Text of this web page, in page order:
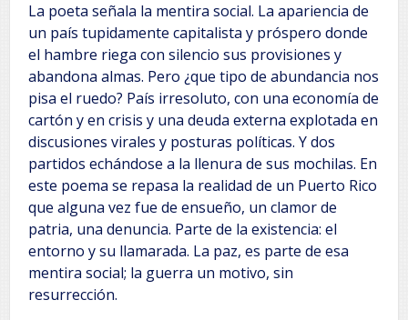
La poeta señala la mentira social. La apariencia de
un país tupidamente capitalista y próspero donde
el hambre riega con silencio sus provisiones y
abandona almas. Pero ¿que tipo de abundancia nos
pisa el ruedo? País irresoluto, con una economía de
cartón y en crisis y una deuda externa explotada en
discusiones virales y posturas políticas. Y dos
partidos echándose a la llenura de sus mochilas. En
este poema se repasa la realidad de un Puerto Rico
que alguna vez fue de ensueño, un clamor de
patria, una denuncia. Parte de la existencia: el
entorno y su llamarada. La paz, es parte de esa
mentira social; la guerra un motivo, sin
resurrección.